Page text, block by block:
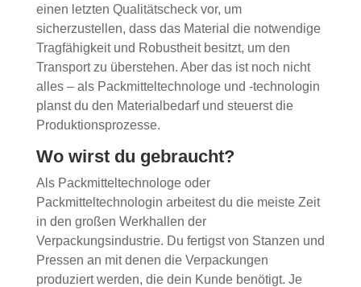
einen letzten Qualitätscheck vor, um
sicherzustellen, dass das Material die notwendige
Tragfähigkeit und Robustheit besitzt, um den
Transport zu überstehen. Aber das ist noch nicht
alles – als Packmitteltechnologe und -technologin
planst du den Materialbedarf und steuerst die
Produktionsprozesse.
Wo wirst du gebraucht?
Als Packmitteltechnologe oder
Packmitteltechnologin arbeitest du die meiste Zeit
in den großen Werkhallen der
Verpackungsindustrie. Du fertigst von Stanzen und
Pressen an mit denen die Verpackungen
produziert werden, die dein Kunde benötigt. Je